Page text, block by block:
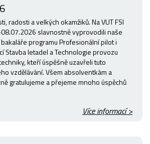
radosti a velkých okamžiků. Na VUT FSI
slavnostně vyprovodili naše
programu Profesionální pilot i
Stavba letadel a Technologie provozu
kteří úspěšně uzavřeli tuto
vzdělávání. Všem absolventkám a
gratulujeme a přejeme mnoho úspěchů
Více informací >